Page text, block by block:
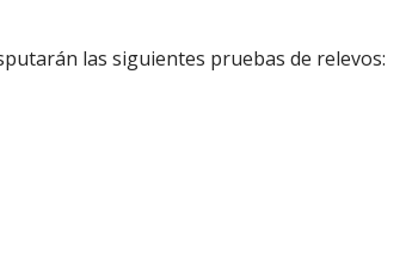
las siguientes pruebas de relevos: